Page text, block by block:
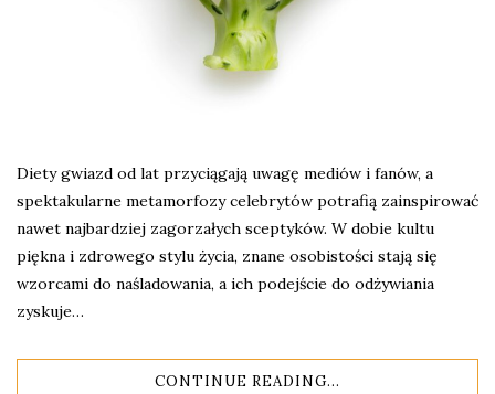
Diety gwiazd od lat przyciągają uwagę mediów i fanów, a
spektakularne metamorfozy celebrytów potrafią zainspirować
nawet najbardziej zagorzałych sceptyków. W dobie kultu
piękna i zdrowego stylu życia, znane osobistości stają się
wzorcami do naśladowania, a ich podejście do odżywiania
zyskuje…
CONTINUE READING...